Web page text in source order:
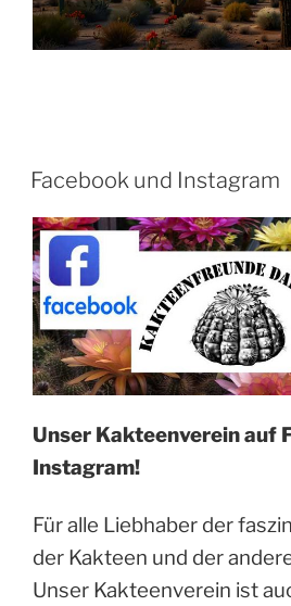
Facebook und Instagram
Unser Kakteenverein auf
Instagram!
Für alle Liebhaber der
der Kakteen und der
Unser Kakteenverein ist